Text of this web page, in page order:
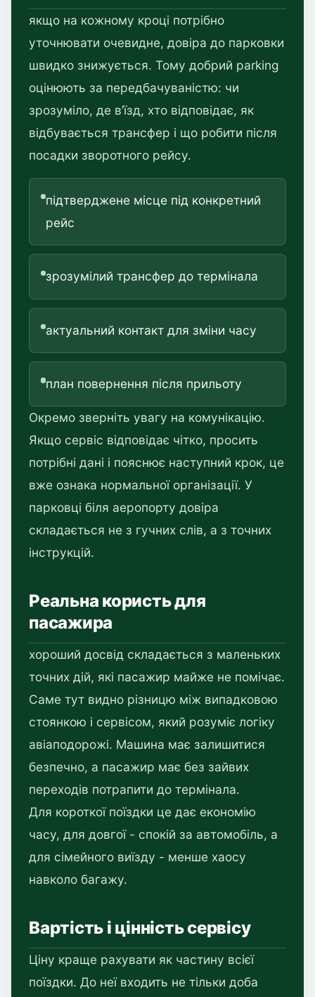
якщо на кожному кроці потрібно
уточнювати очевидне, довіра до парковки
швидко знижується. Тому добрий parking
оцінюють за передбачуваністю: чи
зрозуміло, де в’їзд, хто відповідає, як
відбувається трансфер і що робити після
посадки зворотного рейсу.
підтверджене місце під конкретний
рейс
зрозумілий трансфер до термінала
актуальний контакт для зміни часу
план повернення після прильоту
Окремо зверніть увагу на комунікацію.
Якщо сервіс відповідає чітко, просить
потрібні дані і пояснює наступний крок, це
вже ознака нормальної організації. У
парковці біля аеропорту довіра
складається не з гучних слів, а з точних
інструкцій.
Реальна користь для
пасажира
хороший досвід складається з маленьких
точних дій, які пасажир майже не помічає.
Саме тут видно різницю між випадковою
стоянкою і сервісом, який розуміє логіку
авіаподорожі. Машина має залишитися
безпечно, а пасажир має без зайвих
переходів потрапити до термінала.
Для короткої поїздки це дає економію
часу, для довгої - спокій за автомобіль, а
для сімейного виїзду - менше хаосу
навколо багажу.
Вартість і цінність сервісу
Ціну краще рахувати як частину всієї
поїздки. До неї входить не тільки доба